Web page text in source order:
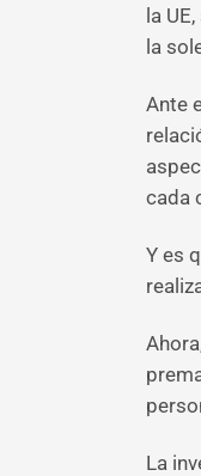
la
la
Ante
cada
Y es
La